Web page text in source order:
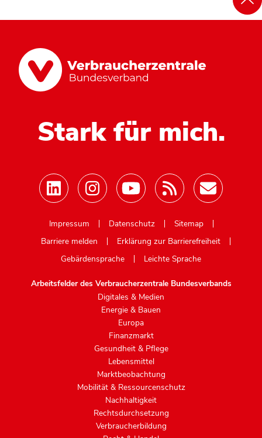
Stark für mich.
Impressum
Datenschutz
Sitemap
Barriere melden
Erklärung zur Barrierefreiheit
Gebärdensprache
Leichte Sprache
Arbeitsfelder des Verbraucherzentrale Bundesverbands
Digitales & Medien
Energie & Bauen
Europa
Finanzmarkt
Gesundheit & Pflege
Lebensmittel
Marktbeobachtung
Mobilität & Ressourcenschutz
Nachhaltigkeit
Rechtsdurchsetzung
Verbraucherbildung